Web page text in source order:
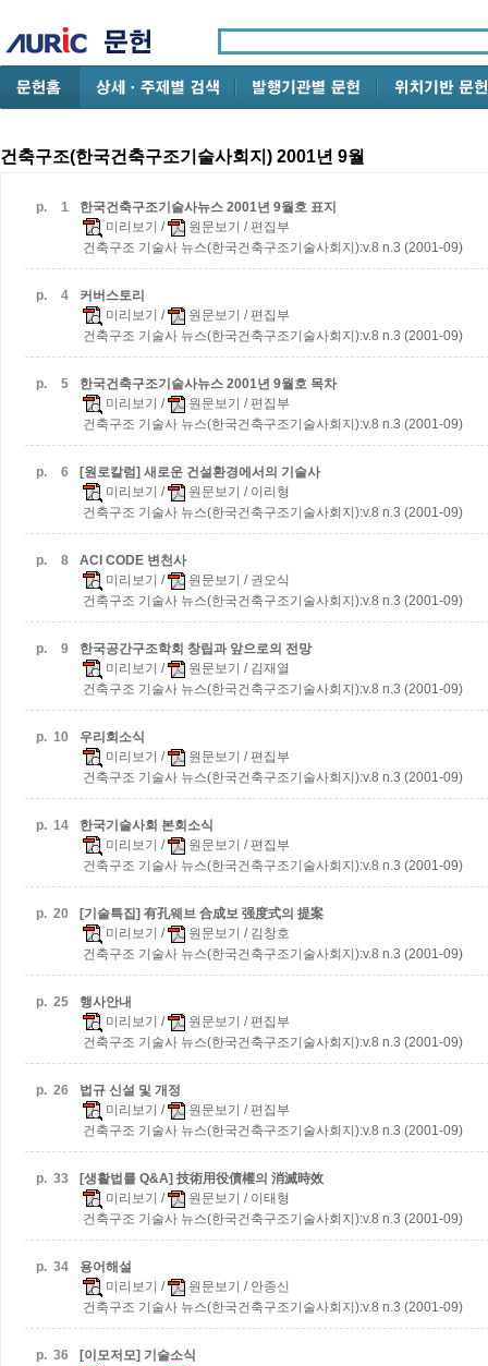
건축구조(한국건축구조기술사회지) 2001년 9월
p. 1
한국건축구조기술사뉴스 2001년 9월호 표지
미리보기 / 원문보기 / 편집부
건축구조 기술사 뉴스(한국건축구조기술사회지):v.8 n.3 (2001-09)
p. 4
커버스토리
미리보기 / 원문보기 / 편집부
건축구조 기술사 뉴스(한국건축구조기술사회지):v.8 n.3 (2001-09)
p. 5
한국건축구조기술사뉴스 2001년 9월호 목차
미리보기 / 원문보기 / 편집부
건축구조 기술사 뉴스(한국건축구조기술사회지):v.8 n.3 (2001-09)
p. 6
[원로칼럼] 새로운 건설환경에서의 기술사
미리보기 / 원문보기 / 이리형
건축구조 기술사 뉴스(한국건축구조기술사회지):v.8 n.3 (2001-09)
p. 8
ACI CODE 변천사
미리보기 / 원문보기 / 권오식
건축구조 기술사 뉴스(한국건축구조기술사회지):v.8 n.3 (2001-09)
p. 9
한국공간구조학회 창립과 앞으로의 전망
미리보기 / 원문보기 / 김재열
건축구조 기술사 뉴스(한국건축구조기술사회지):v.8 n.3 (2001-09)
p. 10
우리회소식
미리보기 / 원문보기 / 편집부
건축구조 기술사 뉴스(한국건축구조기술사회지):v.8 n.3 (2001-09)
p. 14
한국기술사회 본회소식
미리보기 / 원문보기 / 편집부
건축구조 기술사 뉴스(한국건축구조기술사회지):v.8 n.3 (2001-09)
p. 20
[기술특집] 有孔웨브 合成보 强度式의 提案
미리보기 / 원문보기 / 김창호
건축구조 기술사 뉴스(한국건축구조기술사회지):v.8 n.3 (2001-09)
p. 25
행사안내
미리보기 / 원문보기 / 편집부
건축구조 기술사 뉴스(한국건축구조기술사회지):v.8 n.3 (2001-09)
p. 26
법규 신설 및 개정
미리보기 / 원문보기 / 편집부
건축구조 기술사 뉴스(한국건축구조기술사회지):v.8 n.3 (2001-09)
p. 33
[생활법률 Q&A] 技術用役債權의 消滅時效
미리보기 / 원문보기 / 이태형
건축구조 기술사 뉴스(한국건축구조기술사회지):v.8 n.3 (2001-09)
p. 34
용어해설
미리보기 / 원문보기 / 안종신
건축구조 기술사 뉴스(한국건축구조기술사회지):v.8 n.3 (2001-09)
p. 36
[이모저모] 기술소식